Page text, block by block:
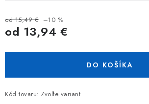
od 15,49 € –10 %
od 13,94 €
DO KOŠÍKA
Kód tovaru: Zvoľte variant